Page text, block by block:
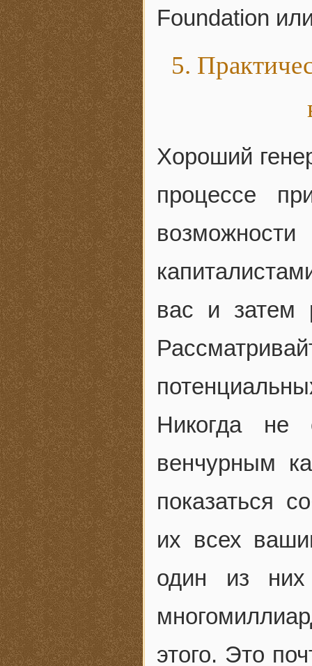
Foundation
5.
Хороший
процессе
вас и затем
Никогда
венчурным
показаться
их всех
один из них
этого. Это